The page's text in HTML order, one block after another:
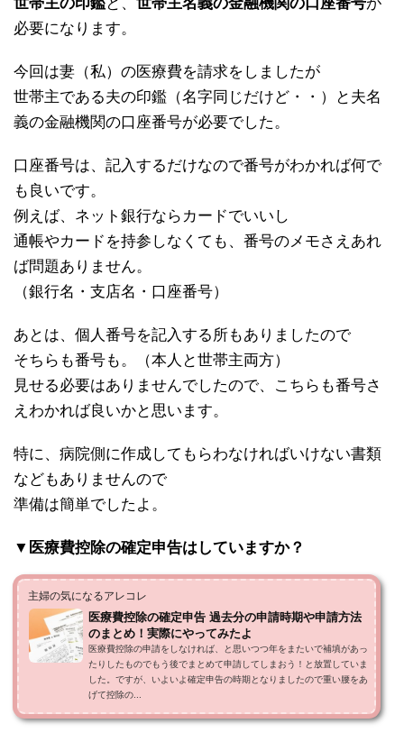
必要になります。
今回は妻（私）の医療費を請求をしましたが
世帯主である夫の印鑑（名字同じだけど・・）と夫名
義の金融機関の口座番号が必要でした。
口座番号は、記入するだけなので番号がわかれば何で
も良いです。
例えば、ネット銀行ならカードでいいし
通帳やカードを持参しなくても、番号のメモさえあれ
ば問題ありません。
（銀行名・支店名・口座番号）
あとは、個人番号を記入する所もありましたので
そちらも番号も。（本人と世帯主両方）
見せる必要はありませんでしたので、こちらも番号さ
えわかれば良いかと思います。
特に、病院側に作成してもらわなければいけない書類
などもありませんので
準備は簡単でしたよ。
▼医療費控除の確定申告はしていますか？
主婦の気になるアレコレ
医療費控除の確定申告 過去分の申請時期や申請方法
のまとめ！実際にやってみたよ
医療費控除の申請をしなければ、と思いつつ年をまたいで補填があっ
たりしたものでもう後でまとめて申請してしまおう！と放置していま
した。ですが、いよいよ確定申告の時期となりましたので重い腰をあ
げて控除の...